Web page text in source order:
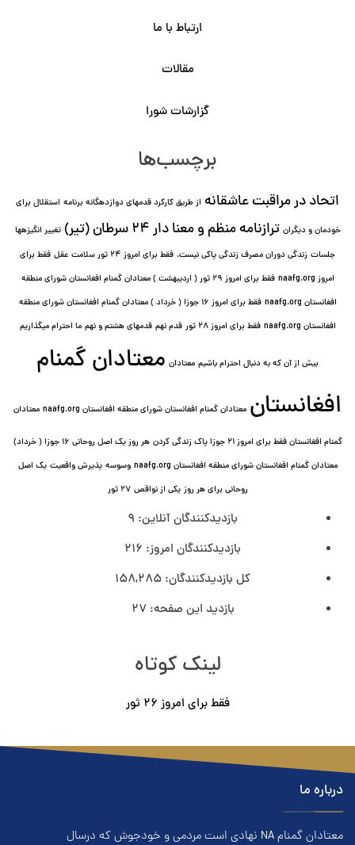
ارتباط با ما
مقالات
گزارشات شورا
برچسب‌ها
اتحاد در مراقبت عاشقانه از طریق کارکرد قدمهای دوازده⁯گانه برنامه استقلال برای
خودمان و دیگران ترازنامه منظم و معنا دار ٢۴ سرطان (تیر)
تغییر انگیزه⁯ها
جلسات زندگی دوران مصرف زندگی پاکی نیست. فقط برای امروز 24 ثور سلامت عقل
فقط برای
امروز naafg.org
فقط برای امروز ٢٩ ثور ( اردیبهشت ) معتادان گمنام افغانستان شورای منطقه
افغانستان naafg.org
فقط برای امروز ۱۶ جوزا ( خرداد ) معتادان گمنام افغانستان شورای منطقه
افغانستان naafg.org
فقط برای امروز ۲۸ ثور قدم نهم قدمهای هشتم و نهم ما احترام میگذاریم
بیش از آن که به دنبال احترام باشیم معتادان معتادان گمنام
افغانستان معتادان گمنام افغانستان شورای منطقه افغانستان naafg.org معتادان
گمنام افغانستان فقط برای امروز ۲۱ جوزا پاک زندگی کردن
هر روز یک اصل روحانی ۱۶ جوزا ( خرداد)
معتادان گمنام افغانستان شورای منطقه افغانستان naafg.org
وسوسه پذيرش واقعیت یک اصل
روحانی برای هر روز یکی از نواقص ۲۷ ثور
بازدیدکنندگان آنلاین: 9
بازدیدکنندگان امروز: 216
کل بازدیدکنند‌گان: 158,285
بازدید این صفحه: 27
لینک کوتاه
فقط برای امروز ٢۶ ثور
درباره ما
معتادان گمنام NA نهادي است مردمي و خودجوش که درسال